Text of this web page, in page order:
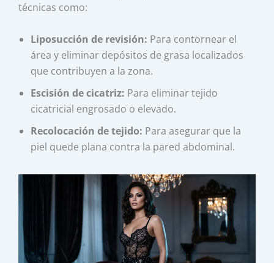
técnicas como:
Liposucción de revisión: Para contornear el
área y eliminar depósitos de grasa localizados
que contribuyen a la zona.
Escisión de cicatriz: Para eliminar tejido
cicatricial engrosado o elevado.
Recolocación de tejido: Para asegurar que la
piel quede plana contra la pared abdominal.